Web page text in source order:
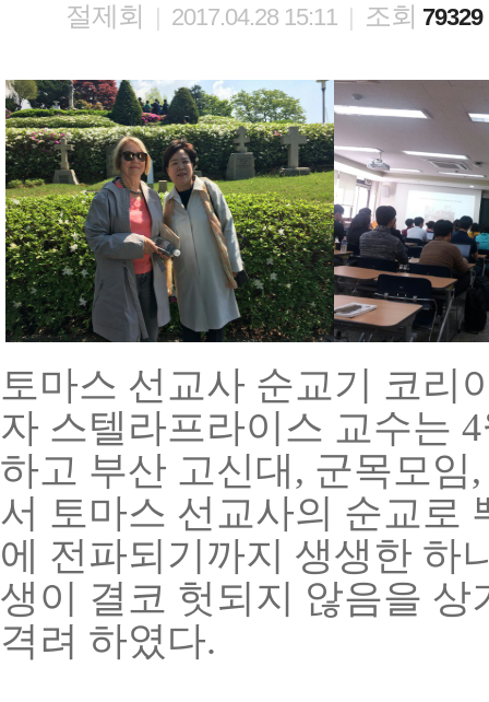
절제회 | 2017.04.28 15:11 | 조회 79329
토마스 선교사 순교기 코리
자 스텔라프라이스 교수는
하고 부산 고신대, 군목모
서 토마스 선교사의 순교로
에 전파되기까지 생생한 하
생이 결코 헛되지 않음을
격려 하였다.